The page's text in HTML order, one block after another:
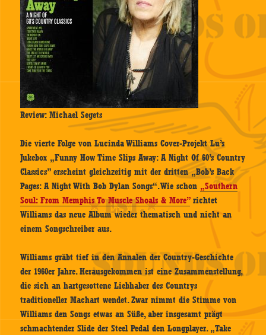
Review: Michael Segets
Die vierte Folge von Lucinda Williams Cover-Projekt Lu’s
Jukebox „Funny How Time Slips Away: A Night Of 60’s Country
Classics” erscheint gleichzeitig mit der dritten „Bob’s Back
Pages: A Night With Bob Dylan Songs“. Wie schon „Southern
Soul: From Memphis To Muscle Shoals & More”richtet
Williams das neue Album wieder thematisch und nicht an
einem Songschreiber aus.
Williams gräbt tief in den Annalen der Country-Geschichte
der 1960er Jahre. Herausgekommen ist eine Zusammenstellung,
die sich an hartgesottene Liebhaber des Countrys
traditioneller Machart wendet. Zwar nimmt die Stimme von
Williams den Songs etwas an Süße, aber insgesamt prägt
schmachtender Slide der Steel Pedal den Longplayer. „Take